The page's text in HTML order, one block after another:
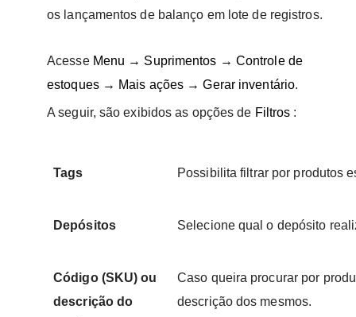
os lançamentos de balanço em lote de registros.
Acesse Menu → Suprimentos → Controle de
estoques → Mais ações → Gerar inventário.
A seguir, são exibidos as opções de Filtros :
Tags Possibilita filtrar por produtos
Depósitos Selecione qual o depósito
Código (SKU) ou
descrição do
Caso queira procurar por
descrição dos mesmos.